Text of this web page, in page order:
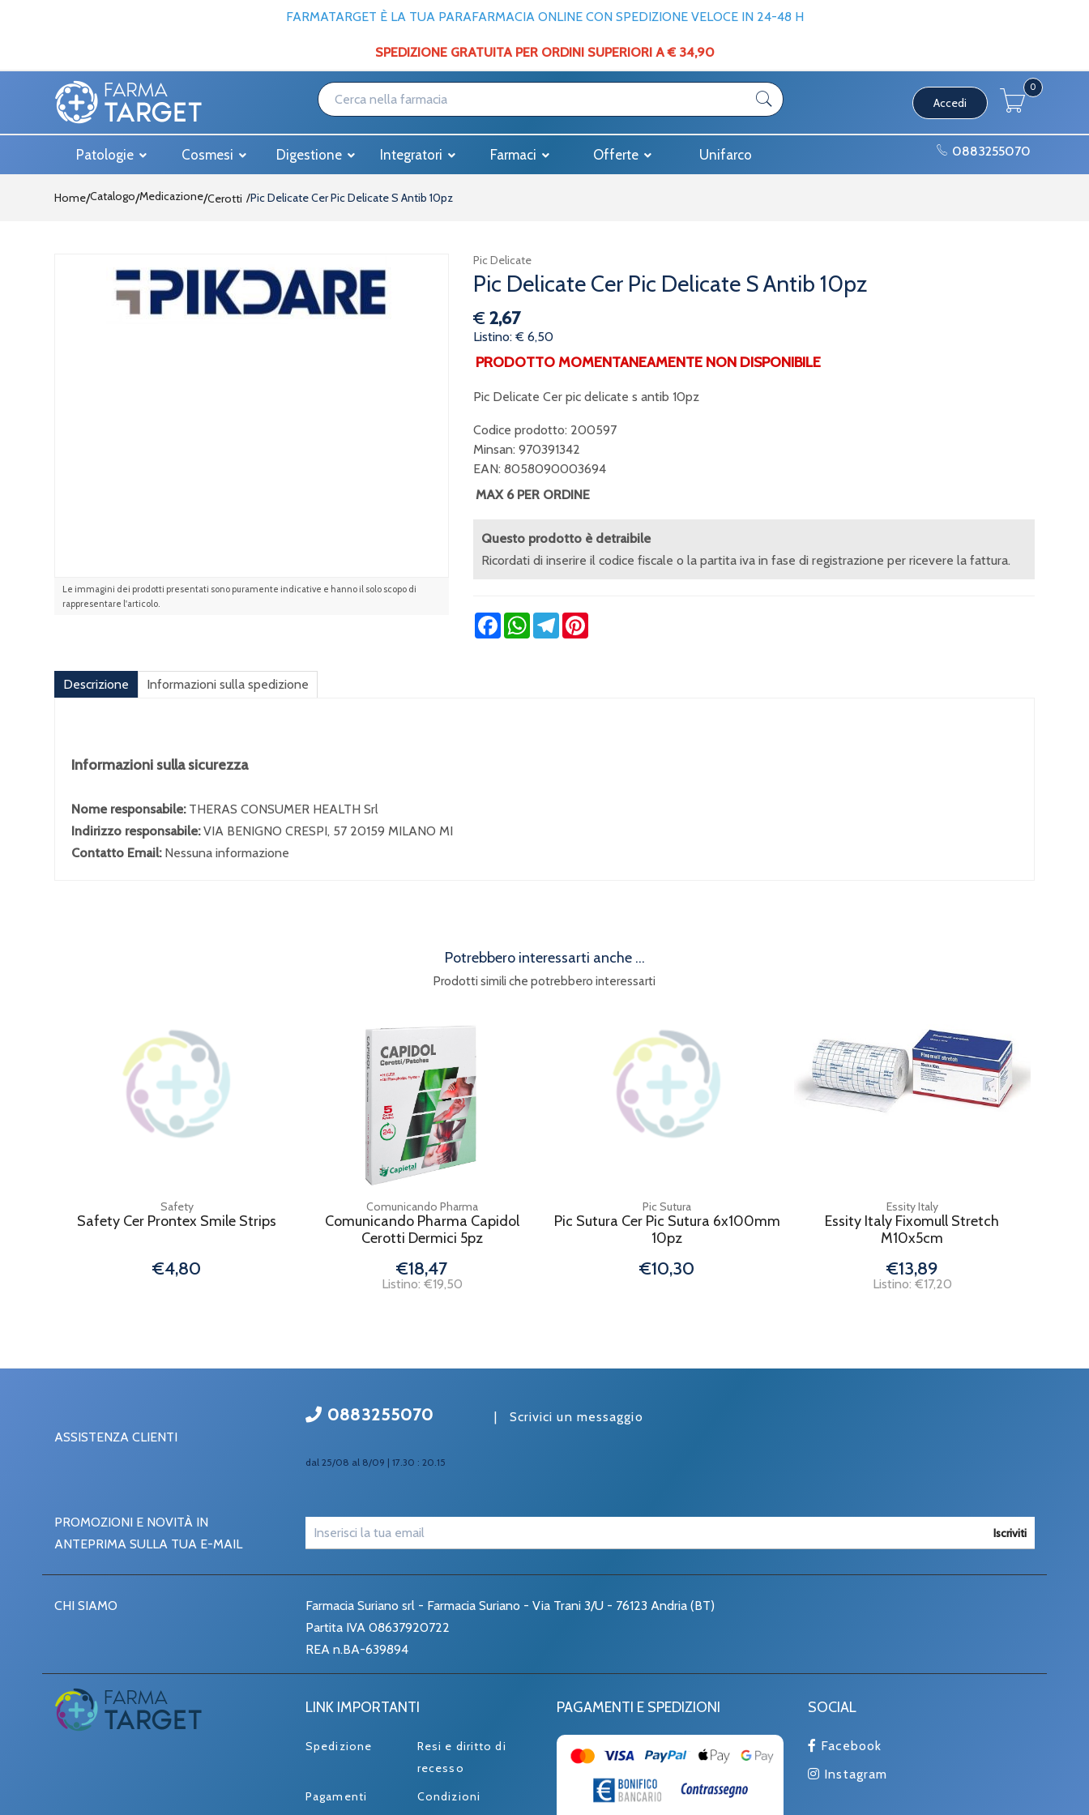
FARMATARGET È LA TUA PARAFARMACIA ONLINE CON SPEDIZIONE VELOCE IN 24-48 H
SPEDIZIONE GRATUITA PER ORDINI SUPERIORI A € 34,90
Accedi
0
Patologie Cosmesi Digestione Integratori Farmaci Offerte Unifarco 0883255070
Home Catalogo/Medicazione/Cerotti Pic Delicate Cer Pic Delicate S Antib 10pz
Le immagini dei prodotti presentati sono puramente indicative e hanno il solo scopo di
rappresentare l'articolo.
Pic Delicate
Pic Delicate Cer Pic Delicate S Antib 10pz
€ 2,67
Listino: € 6,50
PRODOTTO MOMENTANEAMENTE NON DISPONIBILE
Pic Delicate Cer pic delicate s antib 10pz
Codice prodotto: 200597
Minsan: 970391342
EAN: 8058090003694
MAX 6 PER ORDINE
Questo prodotto è detraibile
Ricordati di inserire il codice fiscale o la partita iva in fase di registrazione per ricevere la fattura.
FacebookWhatsApp
TelegramPinterest
Descrizione Informazioni sulla spedizione
Informazioni sulla sicurezza
Nome responsabile: THERAS CONSUMER HEALTH Srl
Indirizzo responsabile:VIA BENIGNO CRESPI, 57 20159 MILANO MI
Contatto Email: Nessuna informazione
Potrebbero interessarti anche ...
Prodotti simili che potrebbero interessarti
Safety
Safety Cer Prontex Smile Strips
€4,80
Comunicando Pharma
Comunicando Pharma Capidol
Cerotti Dermici 5pz
€18,47
Listino: €19,50
Pic Sutura
Pic Sutura Cer Pic Sutura 6x100mm
10pz
€10,30
Essity Italy
Essity Italy Fixomull Stretch
M10x5cm
€13,89
Listino: €17,20
ASSISTENZA CLIENTI
0883255070
dal 25/08 al 8/09 | 17.30 : 20.15
| Scrivici un messaggio
PROMOZIONI E NOVITÀ IN
ANTEPRIMA SULLA TUA E-MAIL
Iscriviti
CHI SIAMO
Farmacia Suriano srl - Farmacia Suriano - Via Trani 3/U - 76123 Andria (BT)
Partita IVA 08637920722
REA n.BA-639894
LINK IMPORTANTI
Spedizione
Resi e diritto di
recesso
Pagamenti
Condizioni
PAGAMENTI E SPEDIZIONI SOCIAL
Facebook
Instagram